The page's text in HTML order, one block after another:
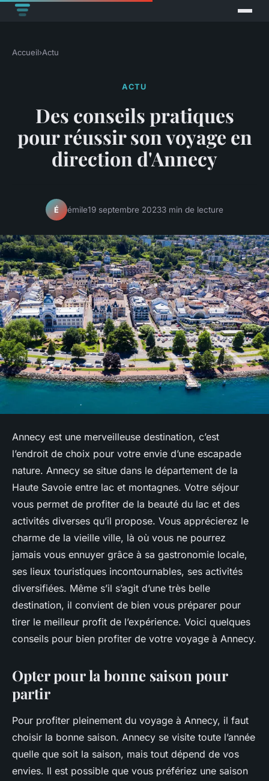
Accueil›Actu
ACTU
Des conseils pratiques
pour réussir son voyage en
direction d'Annecy
É émile19 septembre 20233 min de lecture
Annecy est une merveilleuse destination, c’est
l’endroit de choix pour votre envie d’une escapade
nature. Annecy se situe dans le département de la
Haute Savoie entre lac et montagnes. Votre séjour
vous permet de profiter de la beauté du lac et des
activités diverses qu’il propose. Vous apprécierez le
charme de la vieille ville, là où vous ne pourrez
jamais vous ennuyer grâce à sa gastronomie locale,
ses lieux touristiques incontournables, ses activités
diversifiées. Même s’il s’agit d’une très belle
destination, il convient de bien vous préparer pour
tirer le meilleur profit de l’expérience. Voici quelques
conseils pour bien profiter de votre voyage à Annecy.
Opter pour la bonne saison pour
partir
Pour profiter pleinement du voyage à Annecy, il faut
choisir la bonne saison. Annecy se visite toute l’année
quelle que soit la saison, mais tout dépend de vos
envies. Il est possible que vous préfériez une saison